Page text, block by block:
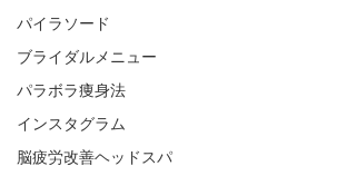
パイラソード
ブライダルメニュー
パラボラ痩身法
インスタグラム
脳疲労改善ヘッドスパ